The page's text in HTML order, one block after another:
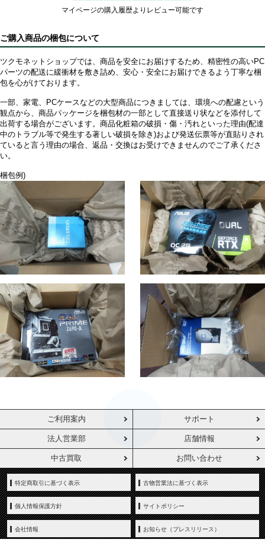
マイページの購入履歴よりレビュー可能です
ご購入商品の梱包について
ツクモネットショップでは、商品を安全にお届けするため、精密性の高いPC
パーツの配送に緩衝材を敷き詰め、安心・安全にお届けできるよう丁寧な梱
包を心がけております。
一部、家電、PCケースなどの大型商品につきましては、環境への配慮という
観点から、商品パッケージを梱包材の一部として直接送り状などを添付して
出荷する場合がございます。商品化粧箱の破損・傷・汚れといった理由(配達
中のトラブル等で発生する著しい破損を除き)および発送伝票等が直貼りされ
ていると言う理由の場合、返品・交換はお受けできませんのでご了承くださ
い。
梱包例)
ご利用案内 サポート
法人営業部 店舗情報
中古買取 お問い合わせ
特定商取引に基づく表示 古物営業法に基づく表示
個人情報保護方針 サイトポリシー
会社情報 お知らせ（プレスリリース）